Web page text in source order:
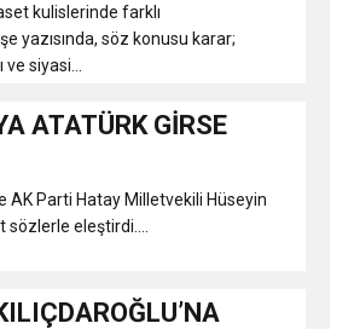
kulislerinde farklı
yazısında, söz konusu karar;
siyasi...
ATATÜRK GİRSE
AK Parti Hatay Milletvekili Hüseyin
sözlerle eleştirdi....